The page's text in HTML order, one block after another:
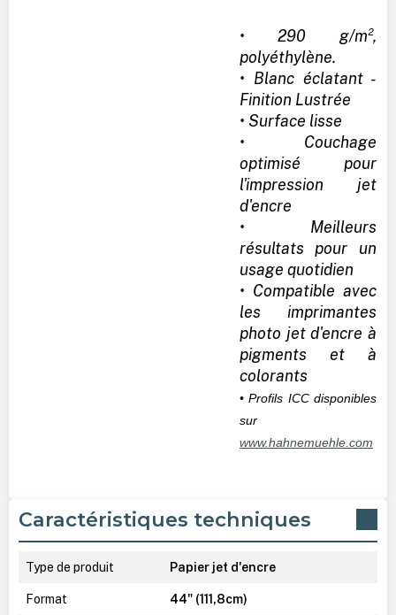
• 290 g/m²,
polyéthylène.
• Blanc éclatant -
Finition Lustrée
• Surface lisse
• Couchage
optimisé pour
l'impression jet
d'encre
• Meilleurs
résultats pour un
usage quotidien
• Compatible avec
les imprimantes
photo jet d'encre à
pigments et à
colorants
• Profils ICC disponibles
sur
www.hahnemuehle.com
Caractéristiques techniques
Type de produit Papier jet d'encre
Format 44" (111,8cm)